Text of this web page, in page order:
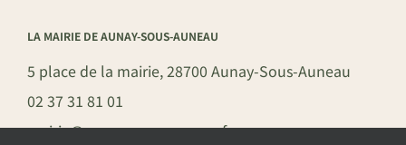
LA MAIRIE DE AUNAY-SOUS-AUNEAU
5 place de la mairie, 28700 Aunay-Sous-Auneau
02 37 31 81 01
mairie@aunay-sous-auneau.fr